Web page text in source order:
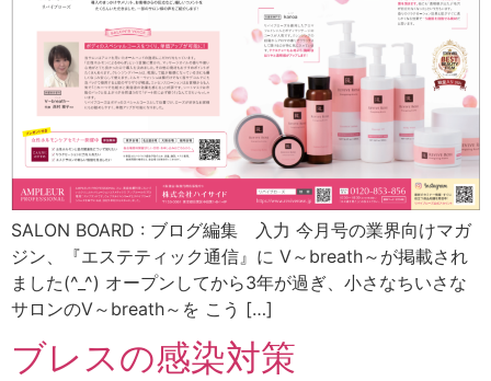
SALON BOARD : ブログ編集 入力 今月号の業界向けマガ
ジン、『エステティック通信』に V～breath～が掲載され
ました(^_^) オープンしてから3年が過ぎ、小さなちいさな
サロンのV～breath～を こう […]
ブレスの感染対策